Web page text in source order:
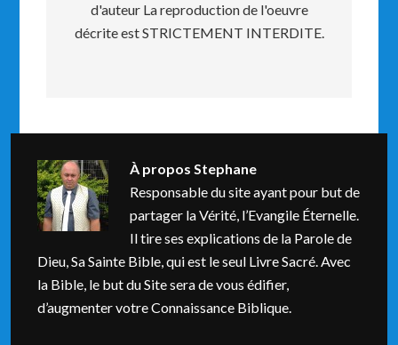
d'auteur La reproduction de l'oeuvre
décrite est STRICTEMENT INTERDITE.
À proposStephane
Responsable du site ayant pour but de
partager la Vérité, l’Evangile Éternelle.
Il tire ses explications de la Parole de
Dieu, Sa Sainte Bible, qui est le seul Livre Sacré. Avec
la Bible, le but du Site sera de vous édifier,
d’augmenter votre Connaissance Biblique.